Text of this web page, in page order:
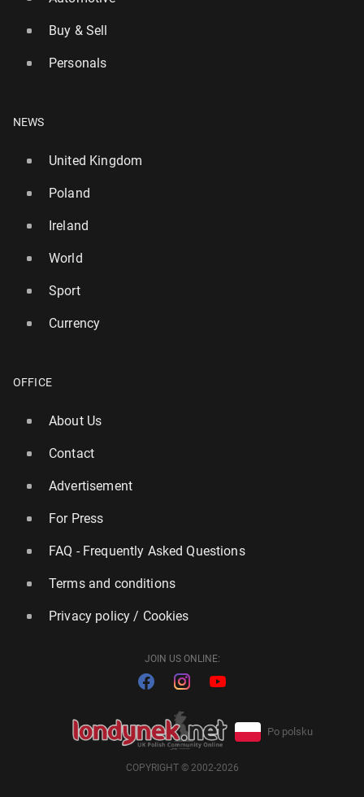
Buy & Sell
Personals
NEWS
United Kingdom
Poland
Ireland
World
Sport
Currency
OFFICE
About Us
Contact
Advertisement
For Press
FAQ - Frequently Asked Questions
Terms and conditions
Privacy policy / Cookies
JOIN US ONLINE:
Po polsku
COPYRIGHT © 2002-2026